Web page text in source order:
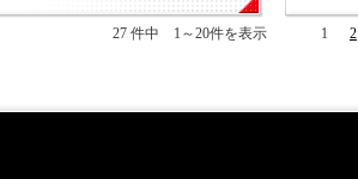
27 件中 1～20件を表示 1 2